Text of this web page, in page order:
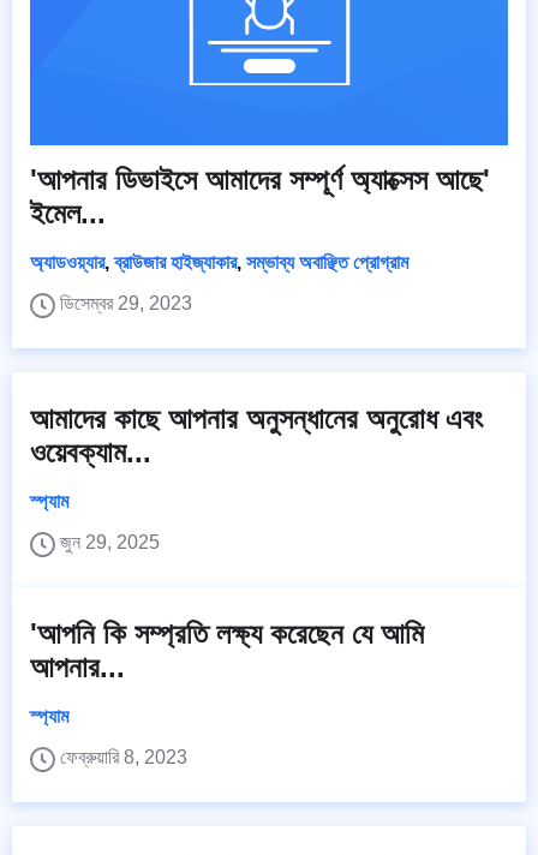
'আপনার ডিভাইসে আমাদের সম্পূর্ণ অ্যাক্সেস আছে'
ইমেল...
অ্যাডওয়্যার,ব্রাউজার হাইজ্যাকার, সম্ভাব্য অবাঞ্ছিত প্রোগ্রাম
ডিসেম্বর 29, 2023
আমাদের কাছে আপনার অনুসন্ধানের অনুরোধ এবং
ওয়েবক্যাম...
স্প্যাম
জুন 29, 2025
'আপনি কি সম্প্রতি লক্ষ্য করেছেন যে আমি
আপনার...
স্প্যাম
ফেব্রুয়ারি 8, 2023